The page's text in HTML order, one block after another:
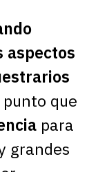
aspectos
que
para
grandes